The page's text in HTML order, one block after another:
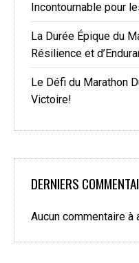
Incontournable pour
La Durée Épique du
Résilience et
Le Défi du Marathon
Victoire!
DERNIERS
Aucun commentaire à